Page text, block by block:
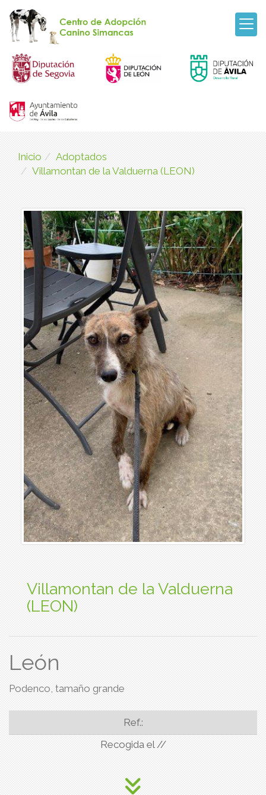
Inicio
Adoptados
Villamontan de la Valduerna (LEON)
Villamontan de la Valduerna
(LEON)
León
Podenco, tamaño grande
Ref.:
Recogida el //